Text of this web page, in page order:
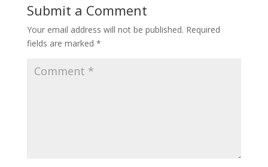
Submit a Comment
Your email address will not be published. Required
fields are marked *